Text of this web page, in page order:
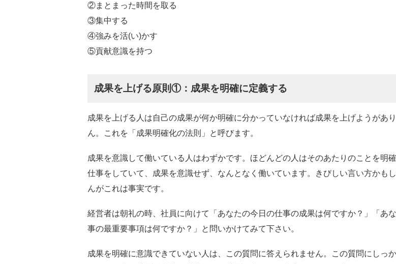
②まとまった時間を取る
③集中する
④強みを活(い)かす
⑤貢献意識を持つ
成果を上げる原則①：成果を明確に定義する
成果を上げる人は自己の成果が何か明確に分かっていなければ成果を上げようがあ
ん。これを「成果明確化の法則」と呼びます。
成果を意識して働いている人はわずかです。ほどんどの人はそのあたりのことを明
仕事をしていて、成果を意識せず、なんとなく働いています。きびしい言い方かも
んがこれは事実です。
経営者は朝礼の時、社員に向けて「あなたの今日の仕事の成果は何ですか？」「あ
事の最重要事項は何ですか？」と問いかけてみて下さい。
成果を明確に意識できていない人は、この質問に答えられません。この質問にしっ